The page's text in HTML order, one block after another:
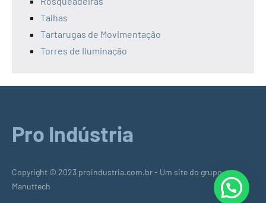
Talhas
Tartarugas de Movimentação
Torres de Iluminação
Pro Indústria
Copyright © 2023 proindustria.com.br - Um site do grupo
Manuttech